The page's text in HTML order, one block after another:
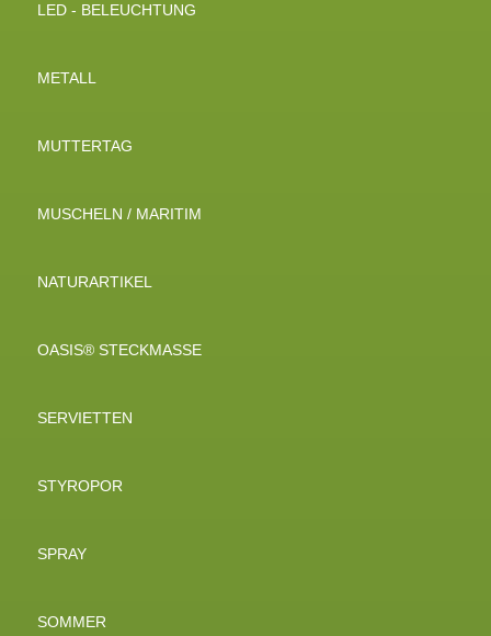
LED - BELEUCHTUNG
METALL
MUTTERTAG
MUSCHELN / MARITIM
NATURARTIKEL
OASIS® STECKMASSE
SERVIETTEN
STYROPOR
SPRAY
SOMMER